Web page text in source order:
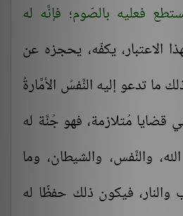
فعليه بالصّوم؛ فإنَّه له
الاعتبار، يكفّه، يحجزه عن
ما تدعو إليه النَّفسُ الأمَّارةُ
قضايا مُتلازمة، فهو جُنَّة له
والنَّفس، والشيطان، وما
فيكون ذلك حفظًا له